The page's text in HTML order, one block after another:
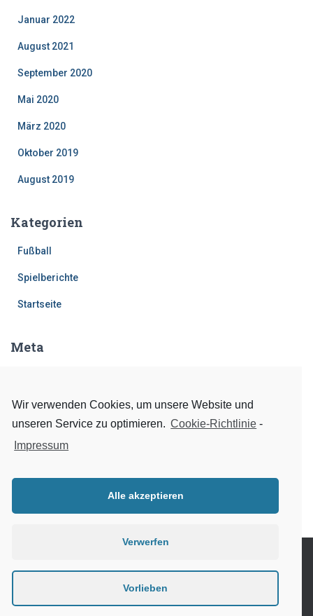
Januar 2022
August 2021
September 2020
Mai 2020
März 2020
Oktober 2019
August 2019
Kategorien
Fußball
Spielberichte
Startseite
Meta
Eintrags-Feed
Kommentar-Feed
Hestia | Entwickelt vonThemeIsle
Wir verwenden Cookies, um unsere Website und
unseren Service zu optimieren. Cookie-Richtlinie -
Impressum
Alle akzeptieren
Verwerfen
Vorlieben